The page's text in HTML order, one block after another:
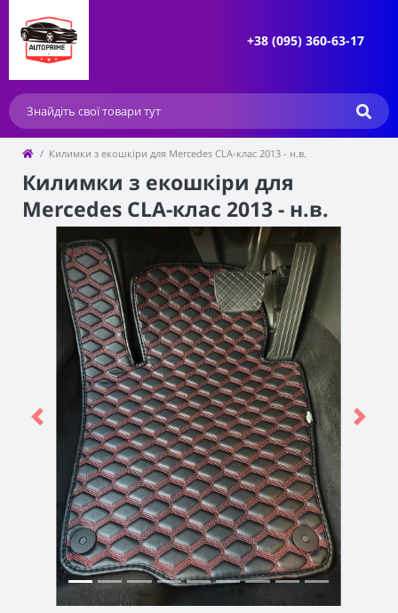
+38 (095) 360-63-17
Килимки з екошкіри для Mercedes CLA-клас 2013 - н.в.
Килимки з екошкіри для
Mercedes CLA-клас 2013 - н.в.
Previous Next